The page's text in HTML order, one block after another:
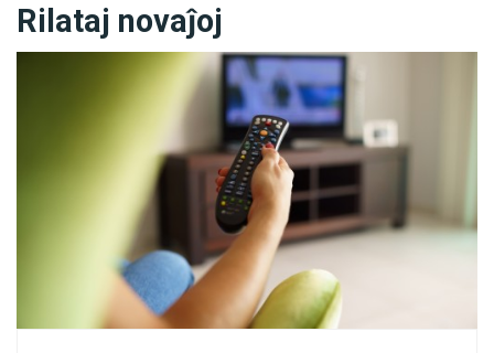
Sed la Dia Religio instruas ke ĝi ne estas. Same kiel ĉio
en la naturo sekvas propran kurson, ankaŭ rilate la
morton, kiu estas natura procezo, tio ne devas esti
Despli ke morto ne estas la fino de ĉio.
Kiam okazas la malligiĝo, la materia korpo aliiĝas al
novaj vivformoj, kaj la Animo plu iras, en la Spirita
Mondo, sian vojon.
shutterstock
Rilataj novaĵoj